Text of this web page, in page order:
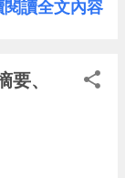
驗。 今天這
免費開
AI 自動操
讀全文內容
、